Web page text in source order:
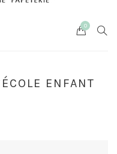
Cart
0
ENFANT